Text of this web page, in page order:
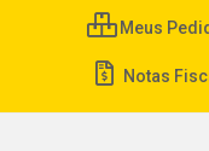
Meus
Notas